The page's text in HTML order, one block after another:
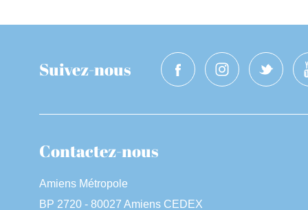
Suivez-nous
Contactez-nous
Amiens Métropole
BP 2720 - 80027 Amiens CEDEX